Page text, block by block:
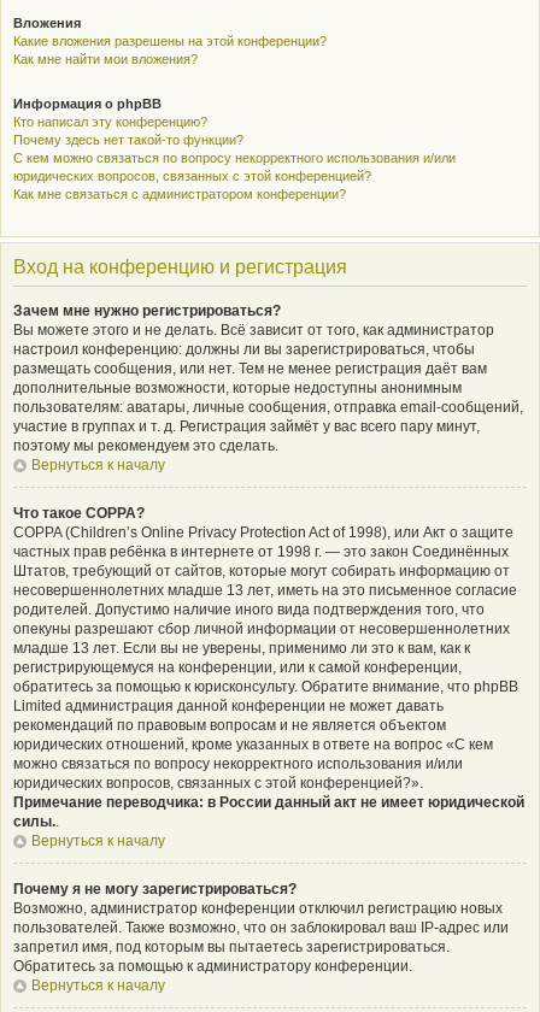
Вложения
Какие вложения разрешены на этой конференции?
Как мне найти мои вложения?
Информация о phpBB
Кто написал эту конференцию?
Почему здесь нет такой-то функции?
С кем можно связаться по вопросу некорректного использования и/или
юридических вопросов, связанных с этой конференцией?
Как мне связаться с администратором конференции?
Вход на конференцию и регистрация
Зачем мне нужно регистрироваться?
Вы можете этого и не делать. Всё зависит от того, как администратор
настроил конференцию: должны ли вы зарегистрироваться, чтобы
размещать сообщения, или нет. Тем не менее регистрация даёт вам
дополнительные возможности, которые недоступны анонимным
пользователям: аватары, личные сообщения, отправка email-сообщений,
участие в группах и т. д. Регистрация займёт у вас всего пару минут,
поэтому мы рекомендуем это сделать.
Вернуться к началу
Что такое COPPA?
COPPA (Children’s Online Privacy Protection Act of 1998), или Акт о защите
частных прав ребёнка в интернете от 1998 г. — это закон Соединённых
Штатов, требующий от сайтов, которые могут собирать информацию от
несовершеннолетних младше 13 лет, иметь на это письменное согласие
родителей. Допустимо наличие иного вида подтверждения того, что
опекуны разрешают сбор личной информации от несовершеннолетних
младше 13 лет. Если вы не уверены, применимо ли это к вам, как к
регистрирующемуся на конференции, или к самой конференции,
обратитесь за помощью к юрисконсульту. Обратите внимание, что phpBB
Limited администрация данной конференции не может давать
рекомендаций по правовым вопросам и не является объектом
юридических отношений, кроме указанных в ответе на вопрос «С кем
можно связаться по вопросу некорректного использования и/или
юридических вопросов, связанных с этой конференцией?».
Примечание переводчика: в России данный акт не имеет юридической
силы..
Вернуться к началу
Почему я не могу зарегистрироваться?
Возможно, администратор конференции отключил регистрацию новых
пользователей. Также возможно, что он заблокировал ваш IP-адрес или
запретил имя, под которым вы пытаетесь зарегистрироваться.
Обратитесь за помощью к администратору конференции.
Вернуться к началу